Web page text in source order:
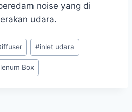
noise yang di
udara.
#inlet udara
Box